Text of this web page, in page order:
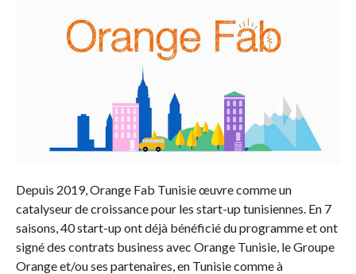
Depuis 2019, Orange Fab Tunisie œuvre comme un
catalyseur de croissance pour les start-up tunisiennes. En 7
saisons, 40 start-up ont déjà bénéficié du programme et ont
signé des contrats business avec Orange Tunisie, le Groupe
Orange et/ou ses partenaires, en Tunisie comme à